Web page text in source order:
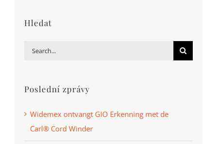
Hledat
Search
Poslední zprávy
Widemex ontvangt GIO Erkenning met de
Carl® Cord Winder